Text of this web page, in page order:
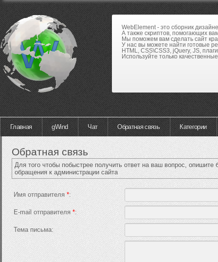
WebElement - это сборник
А также скриптов, помогающих
Мы поможем вам сделать сайт
У нас вы можете найти готовые
HTML, CSS\CSS3, jQuery, JS,
Используйте только
Главная gWind Чат Обратная связь Категории
Обратная связь
Для того чтобы побыстрее получить ответ на ваш вопрос, опишите
обращения к администрации сайта
Имя отправителя*:
E-mail отправителя*:
Тема письма: